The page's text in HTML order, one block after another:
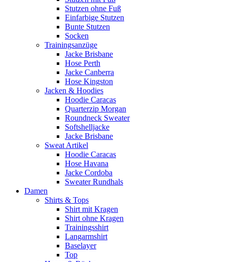
Stutzen ohne Fuß
Einfarbige Stutzen
Bunte Stutzen
Socken
Trainingsanzüge
Jacke Brisbane
Hose Perth
Jacke Canberra
Hose Kingston
Jacken & Hoodies
Hoodie Caracas
Quarterzip Morgan
Roundneck Sweater
Softshelljacke
Jacke Brisbane
Sweat Artikel
Hoodie Caracas
Hose Havana
Jacke Cordoba
Sweater Rundhals
Damen
Shirts & Tops
Shirt mit Kragen
Shirt ohne Kragen
Trainingsshirt
Langarmshirt
Baselayer
Top